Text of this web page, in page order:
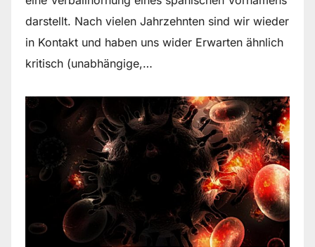
darstellt. Nach vielen Jahrzehnten sind wir wieder
in Kontakt und haben uns wider Erwarten ähnlich
kritisch (unabhängige,…